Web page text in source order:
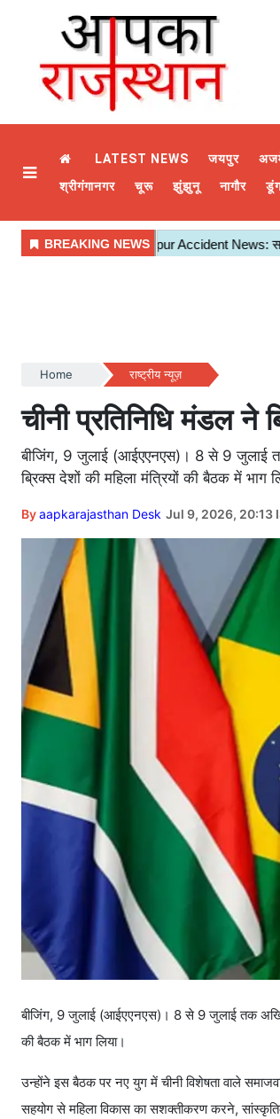
LATEST NEWS जयपुर
श्रीगंगानगर
चूरू झुंझुनू नागौर
Home राष्ट्रीय न्यूज़
चीनी प्रतिनिधि मंडल ने
बीजिंग, 9 जुलाई (आईएएनएस)। 8 से 9 जुलाई
ब्रिक्स देशों की महिला मंत्रियों की बैठक में भाग
Byaapkarajasthan Desk Jul 9, 2026, 20:13
बीजिंग, 9 जुलाई (आईएएनएस)। 8 से 9 जुलाई तक अखिल
की बैठक में भाग लिया।
उन्होंने इस बैठक पर नए युग में चीनी विशेषता वाले
सहयोग से महिला विकास का सशक्तीकरण करने,